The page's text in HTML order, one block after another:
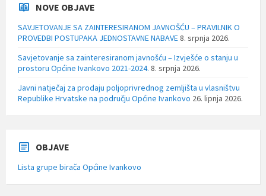
NOVE OBJAVE
SAVJETOVANJE SA ZAINTERESIRANOM JAVNOŠĆU – PRAVILNIK O
PROVEDBI POSTUPAKA JEDNOSTAVNE NABAVE8. srpnja 2026.
Savjetovanje sa zainteresiranom javnošću – Izvješće o stanju u
prostoru Općine Ivankovo 2021-2024. 8. srpnja 2026.
Javni natječaj za prodaju poljoprivrednog zemljišta u vlasništvu
Republike Hrvatske na području Općine Ivankovo 26. lipnja 2026.
OBJAVE
Lista grupe birača Općine Ivankovo